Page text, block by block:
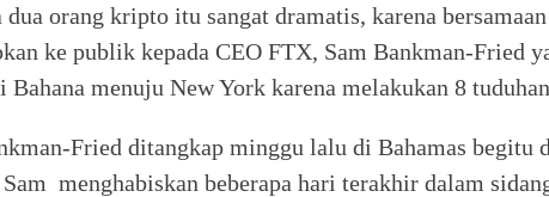
dua orang kripto itu sangat dramatis, karena
ke publik kepada CEO FTX, Sam Bankman-Fried
Bahana menuju New York karena melakukan 8
Fried ditangkap minggu lalu di Bahamas begitu
menghabiskan beberapa hari terakhir dalam